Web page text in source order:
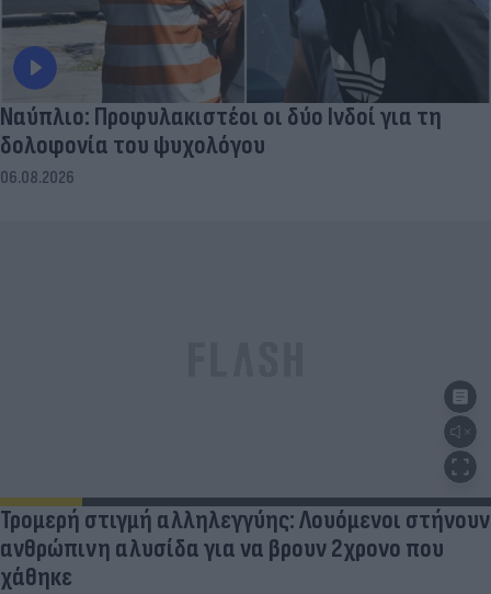
Ναύπλιο: Προφυλακιστέοι οι δύο Ινδοί για τη
δολοφονία του ψυχολόγου
06.08.2026
Τρομερή στιγμή αλληλεγγύης: Λουόμενοι στήνουν
ανθρώπινη αλυσίδα για να βρουν 2χρονο που
χάθηκε